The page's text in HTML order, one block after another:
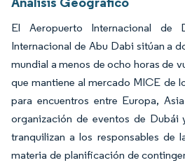
El Aeropuerto Internacional de
Internacional de Abu Dabi sitúan a
mundial a menos de ocho horas de
que mantiene al mercado MICE de
para encuentros entre Europa,
organización de eventos de
tranquilizan a los responsables de
materia de planificación de